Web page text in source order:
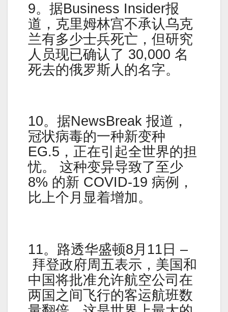
9。据Business Insider报
道，克里姆林宫不承认乌克
兰有多少士兵死亡，但研究
人员现已确认了 30,000 名
死去的俄罗斯人的名字。
10。据NewsBreak 报道，
冠状病毒的一种新变种
EG.5，正在引起全世界的担
忧。 这种变异导致了至少
8% 的新 COVID-19 病例，
比上个月显着增加。
11。路透华盛顿8月11日 –
拜登政府周五表示，美国和
中国将批准允许航空公司在
两国之间飞行的客运航班数